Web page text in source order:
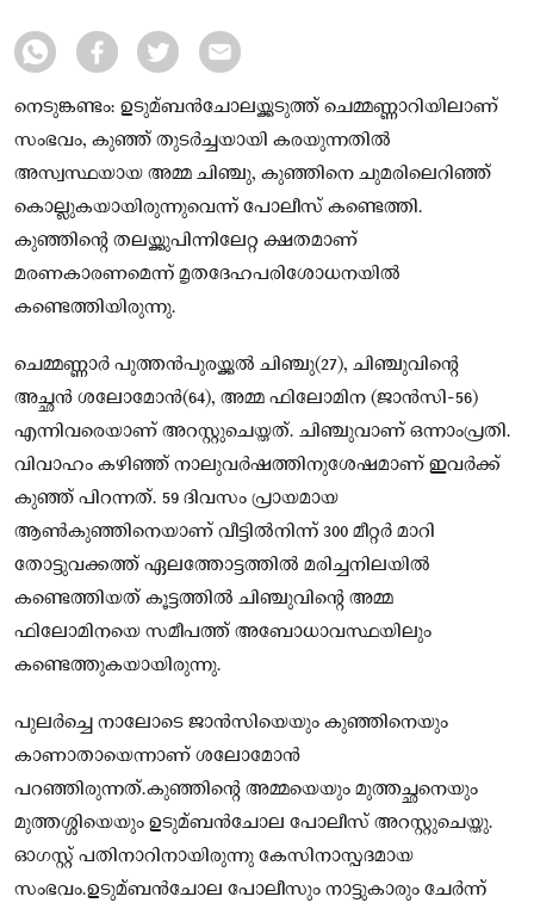
നെടുങ്കണ്ടം: ഉടുമ്ബൻചോലയ്ക്കടുത്ത് ചെമ്മണ്ണാറിയിലാണ്
സംഭവം, കുഞ്ഞ് തുടർച്ചയായി കരയുന്നതില്‍
അസ്വസ്ഥയായ അമ്മ ചിഞ്ചു, കുഞ്ഞിനെ ചുമരിലെറിഞ്ഞ്
കൊല്ലുകയായിരുന്നുവെന്ന് പോലീസ് കണ്ടെത്തി.
കുഞ്ഞിന്റെ തലയ്ക്കുപിന്നിലേറ്റ ക്ഷതമാണ്
മരണകാരണമെന്ന് മൃതദേഹപരിശോധനയില്‍
കണ്ടെത്തിയിരുന്നു.
ചെമ്മണ്ണാർ പുത്തൻപുരയ്ക്കല്‍ ചിഞ്ചു(27), ചിഞ്ചുവിന്റെ
അച്ഛൻ ശലോമോൻ(64), അമ്മ ഫിലോമിന (ജാൻസി-56)
എന്നിവരെയാണ് അറസ്റ്റുചെയ്തത്. ചിഞ്ചുവാണ് ഒന്നാംപ്രതി.
വിവാഹം കഴിഞ്ഞ് നാലുവർഷത്തിനുശേഷമാണ് ഇവർക്ക്
കുഞ്ഞ് പിറന്നത്. 59 ദിവസം പ്രായമായ
ആണ്‍കുഞ്ഞിനെയാണ് വീട്ടില്‍നിന്ന് 300 മീറ്റർ മാറി
തോട്ടുവക്കത്ത് ഏലത്തോട്ടത്തില്‍ മരിച്ചനിലയിൽ
കണ്ടെത്തിയത് കൂട്ടത്തിൽ ചിഞ്ചുവിന്റെ അമ്മ
ഫിലോമിനയെ സമീപത്ത് അബോധാവസ്ഥയിലും
കണ്ടെത്തുകയായിരുന്നു.
പുലർച്ചെ നാലോടെ ജാൻസിയെയും കുഞ്ഞിനെയും
കാണാതായെന്നാണ് ശലോമോൻ
പറഞ്ഞിരുന്നത്.കുഞ്ഞിന്റെ അമ്മയെയും മുത്തച്ഛനെയും
മുത്തശ്ശിയെയും ഉടുമ്ബൻചോല പോലീസ് അറസ്റ്റുചെയ്തു.
ഓഗസ്റ്റ് പതിനാറിനായിരുന്നു കേസിനാസ്പദമായ
സംഭവം.ഉടുമ്ബൻചോല പോലീസും നാട്ടുകാരും ചേർന്ന്